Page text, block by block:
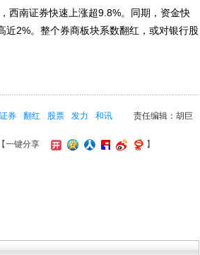
南证券快速上涨超9.8%。同期，资金快
2%。整个券商板块系数翻红，或对银行股
责任编辑：胡巨
券 翻红 股票 发力 和讯
【一键分享 】